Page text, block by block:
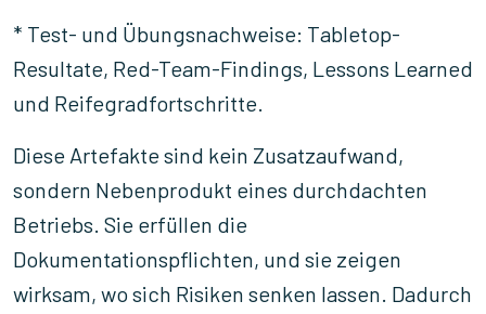
* Test- und Übungsnachweise: Tabletop-
Resultate, Red-Team-Findings, Lessons Learned
und Reifegradfortschritte.
Diese Artefakte sind kein Zusatzaufwand,
sondern Nebenprodukt eines durchdachten
Betriebs. Sie erfüllen die
Dokumentationspflichten, und sie zeigen
wirksam, wo sich Risiken senken lassen. Dadurch